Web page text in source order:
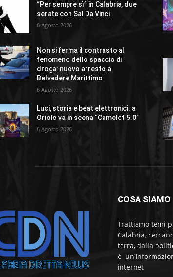
“Per sempre sì” in Calabria, due
serate con Sal Da Vinci
6 Agosto 2026
Non si ferma il contrasto al
fenomeno dello spaccio di
droga: nuovo arresto a
Belvedere Marittimo
6 Agosto 2026
Luci, storia e beat elettronici: a
Oriolo va in scena “Camelot 5.0”
6 Agosto 2026
COSA SIAMO
Trattiamo temi
Calabria,
terra, dalla
è
internet